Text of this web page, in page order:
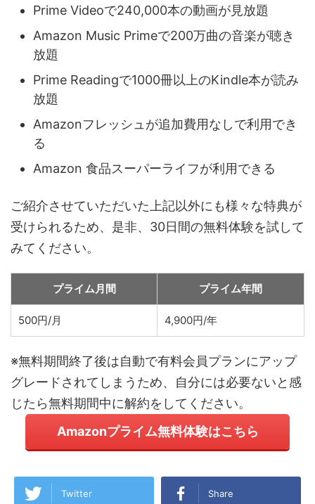
Prime Videoで240,000本の動画が見放題
Amazon Music Primeで200万曲の音楽が聴き
放題
Prime Readingで1000冊以上のKindle本が読み
放題
Amazonフレッシュが追加費用なしで利用でき
る
Amazon 食品スーパーライフが利用できる
ご紹介させていただいた上記以外にも様々な特典が
受けられるため、是非、30日間の無料体験を試して
みてください。
プライム月間 プライム年間
500円/月 4,900円/年
※無料期間終了後は自動で有料会員プランにアップ
グレードされてしまうため、自分には必要ないと感
じたら無料期間中に解約をしてください。
Amazonプライム無料体験はこちら
Twitter Share